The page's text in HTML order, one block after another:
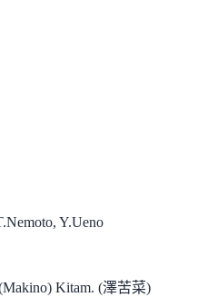
Y.Ueno
Kitam. (澤苦菜)